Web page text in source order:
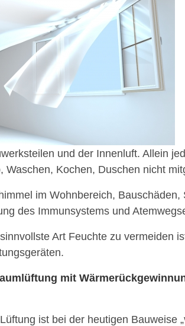
und der Innenluft. Allein
Waschen, Kochen, Duschen nicht
im Wohnbereich,
des Immunsystems und
Art Feuchte zu vermeiden
mit
ist bei der heutigen Bauweise